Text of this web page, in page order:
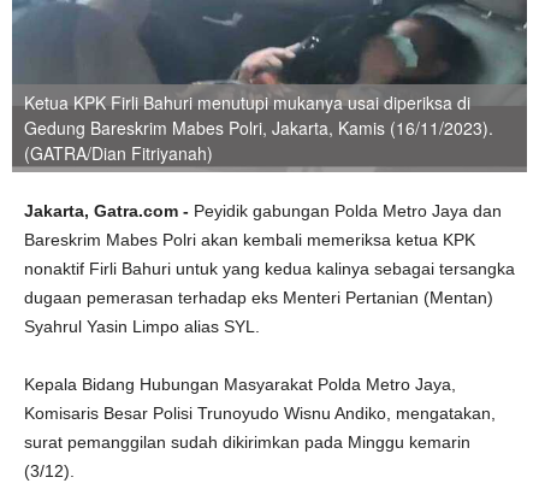
Ketua KPK Firli Bahuri menutupi mukanya usai diperiksa di
Gedung Bareskrim Mabes Polri, Jakarta, Kamis (16/11/2023).
(GATRA/Dian Fitriyanah)
Jakarta, Gatra.com - Peyidik gabungan Polda Metro Jaya dan
Bareskrim Mabes Polri akan kembali memeriksa ketua KPK
nonaktif Firli Bahuri untuk yang kedua kalinya sebagai tersangka
dugaan pemerasan terhadap eks Menteri Pertanian (Mentan)
Syahrul Yasin Limpo alias SYL.
Kepala Bidang Hubungan Masyarakat Polda Metro Jaya,
Komisaris Besar Polisi Trunoyudo Wisnu Andiko, mengatakan,
surat pemanggilan sudah dikirimkan pada Minggu kemarin
(3/12).